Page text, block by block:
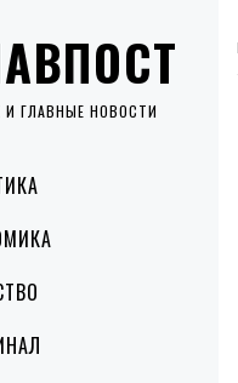
И ГЛАВНЫЕ НОВОСТИ